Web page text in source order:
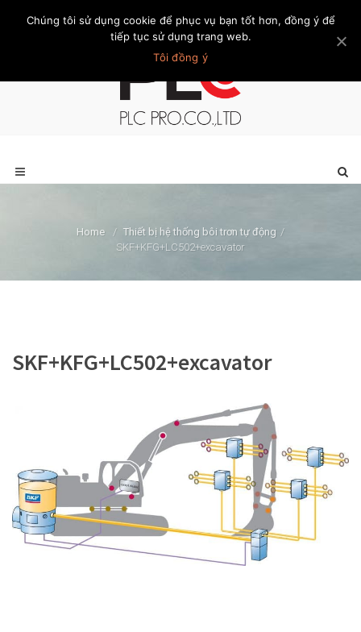
Trang chủ Giới thiệu Khách hàng Liên hệ Thành viên
Home / Thiết bị hệ thống bôi trơn tự động /
SKF+KFG+LC502+excavator
SKF+KFG+LC502+excavator
Chúng tôi sử dụng cookie để phục vụ bạn tốt hơn, đồng ý để
tiếp tục sử dụng trang web.
Tôi đồng ý